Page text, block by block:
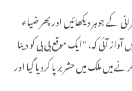
بھٹو صاحب آئیں حکمرانی کے جوہر دیکھائیں اور پھر ضیاء
آئی کہ، "ایک موقع بی بی کو دینا
ملک میں حشر برپا کردیا گیا اور